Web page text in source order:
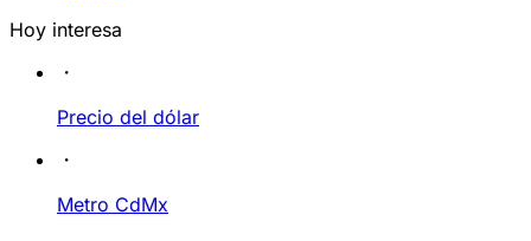
Hoy interesa
Precio del dólar
Metro CdMx